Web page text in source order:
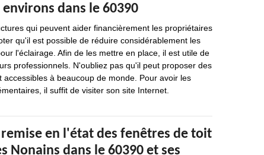
dans le 60390
qui peuvent aider financièrement les propriétaires
qu'il est possible de réduire considérablement les
l'éclairage. Afin de les mettre en place, il est utile de
professionnels. N'oubliez pas qu'il peut proposer des
accessibles à beaucoup de monde. Pour avoir les
il suffit de visiter son site Internet.
remise en l'état des fenêtres de toit
Nonains dans le 60390 et ses